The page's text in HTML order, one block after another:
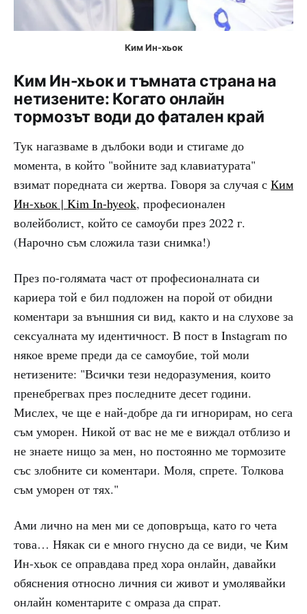
Ким Ин-хьок
Ким Ин-хьок и тъмната страна на
нетизените: Когато онлайн
тормозът води до фатален край
Тук нагазваме в дълбоки води и стигаме до
момента, в който "войните зад клавиатурата"
взимат поредната си жертва. Говоря за случая с Ким
Ин-хьок | Kim In-hyеok, професионален
волейболист, който се самоуби през 2022 г.
(Нарочно съм сложила тази снимка!)
През по-голямата част от професионалната си
кариера той е бил подложен на порой от обидни
коментари за външния си вид, както и на слухове за
сексуалната му идентичност. В пост в Instagram по
някое време преди да се самоубие, той моли
нетизените: "Всички тези недоразумения, които
пренебрегвах през последните десет години.
Мислех, че ще е най-добре да ги игнорирам, но сега
съм уморен. Никой от вас не ме е виждал отблизо и
не знаете нищо за мен, но постоянно ме тормозите
със злобните си коментари. Моля, спрете. Толкова
съм уморен от тях."
Ами лично на мен ми се доповръща, като го чета
това… Някак си е много гнусно да се види, че Ким
Ин-хьок се оправдава пред хора онлайн, давайки
обяснения относно личния си живот и умолявайки
онлайн коментарите с омраза да спрат.